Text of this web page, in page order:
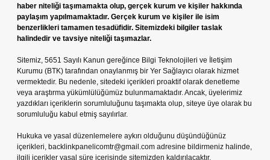
haber niteliği taşımamakta olup, gerçek kurum ve kişiler hakkında
paylaşım yapılmamaktadır. Gerçek kurum ve kişiler ile isim
benzerlikleri tamamen tesadüfidir. Sitemizdeki bilgiler taslak
halindedir ve tavsiye niteliği taşımazlar.
Sitemiz, 5651 Sayılı Kanun gereğince Bilgi Teknolojileri ve İletişim
Kurumu (BTK) tarafından onaylanmış bir Yer Sağlayıcı olarak hizmet
vermektedir. Bu nedenle, sitedeki içerikleri proaktif olarak denetleme
veya araştırma yükümlülüğümüz bulunmamaktadır. Ancak, üyelerimiz
yazdıkları içeriklerin sorumluluğunu taşımakta olup, siteye üye olarak bu
sorumluluğu kabul etmiş sayılırlar.
Hukuka ve yasal düzenlemelere aykırı olduğunu düşündüğünüz
içerikleri, backlinkpanelicomtr@gmail.com adresine bildirmeniz halinde,
ilgili içerikler yasal süre içerisinde sitemizden kaldırılacaktır.